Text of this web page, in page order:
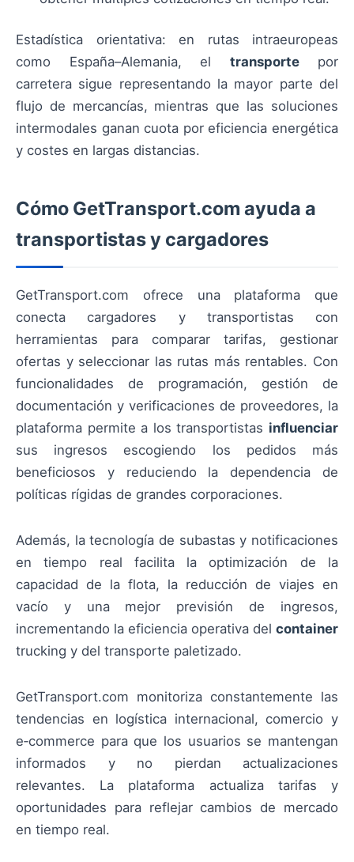
Estadística orientativa: en rutas intraeuropeas
como España–Alemania, el transportepor
carretera sigue representando la mayor parte del
flujo de mercancías, mientras que las soluciones
intermodales ganan cuota por eficiencia energética
y costes en largas distancias.
Cómo GetTransport.com ayuda a
transportistas y cargadores
GetTransport.com ofrece una plataforma que
conecta cargadores y transportistas con
herramientas para comparar tarifas, gestionar
ofertas y seleccionar las rutas más rentables. Con
funcionalidades de programación, gestión de
documentación y verificaciones de proveedores, la
plataforma permite a los transportistas influenciar
sus ingresos escogiendo los pedidos más
beneficiosos y reduciendo la dependencia de
políticas rígidas de grandes corporaciones.
Además, la tecnología de subastas y notificaciones
en tiempo real facilita la optimización de la
capacidad de la flota, la reducción de viajes en
vacío y una mejor previsión de ingresos,
incrementando la eficiencia operativa del container
trucking y del transporte paletizado.
GetTransport.com monitoriza constantemente las
tendencias en logística internacional, comercio y
e‑commerce para que los usuarios se mantengan
informados y no pierdan actualizaciones
relevantes. La plataforma actualiza tarifas y
oportunidades para reflejar cambios de mercado
en tiempo real.